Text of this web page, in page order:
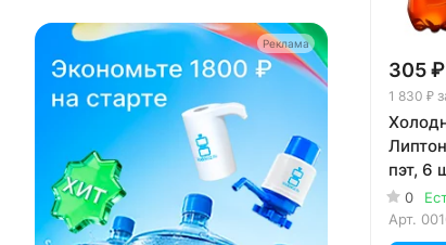
305 ₽
1 830 ₽
пэт, 6
0
Арт.
Реклама